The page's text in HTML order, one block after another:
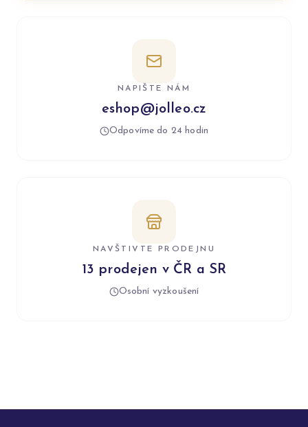
NAPIŠTE NÁM
eshop@jolleo.cz
Odpovíme do 24 hodin
NAVŠTIVTE PRODEJNU
13 prodejen v ČR a SR
Osobní vyzkoušení